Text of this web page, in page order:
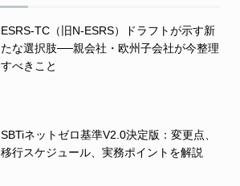
ESRS-TC（旧N-ESRS）ドラフトが示す新
たな選択肢──親会社・欧州子会社が今整理
すべきこと
SBTiネットゼロ基準V2.0決定版：変更点、
移行スケジュール、実務ポイントを解説